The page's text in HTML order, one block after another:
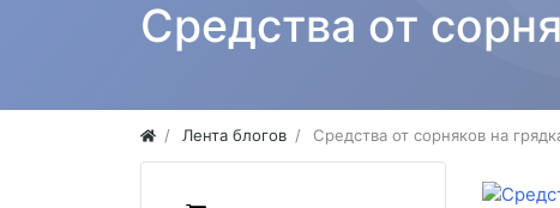
Средства от
Лента блогов Средства от сорняков на